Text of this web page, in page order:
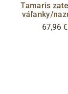
Tamaris
váľanky/
67,96 €